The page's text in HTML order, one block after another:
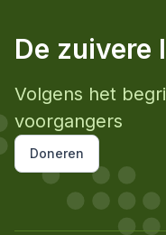
De zuivere
Volgens het
voorgangers
Doneren